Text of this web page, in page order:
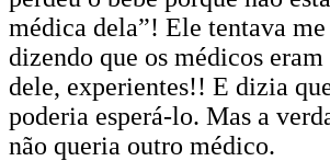
médica dela”! Ele tentava
dizendo que os médicos
dele, experientes!! E dizia
poderia esperá-lo. Mas a
não queria outro médico.